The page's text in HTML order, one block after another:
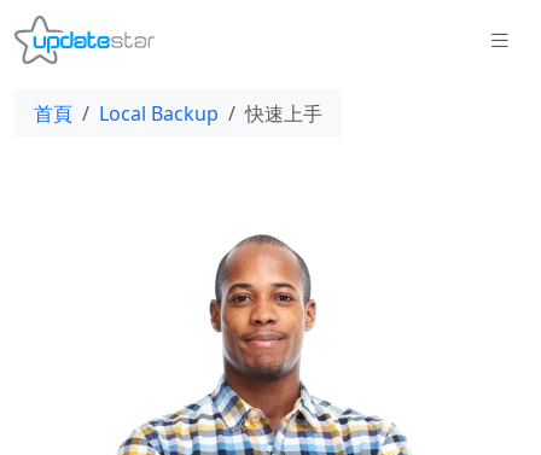
首頁 Local Backup 快速上手